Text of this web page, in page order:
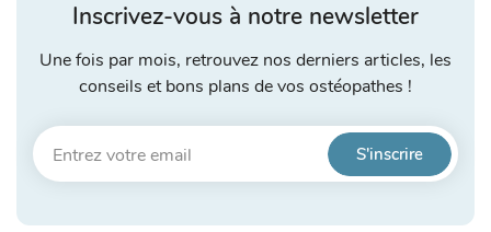
Inscrivez-vous à notre newsletter
Une fois par mois, retrouvez nos derniers articles, les
conseils et bons plans de vos ostéopathes !